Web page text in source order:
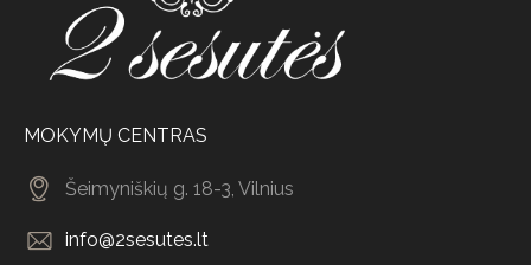
MOKYMŲ CENTRAS
Šeimyniškių g. 18-3, Vilnius
info@2sesutes.lt